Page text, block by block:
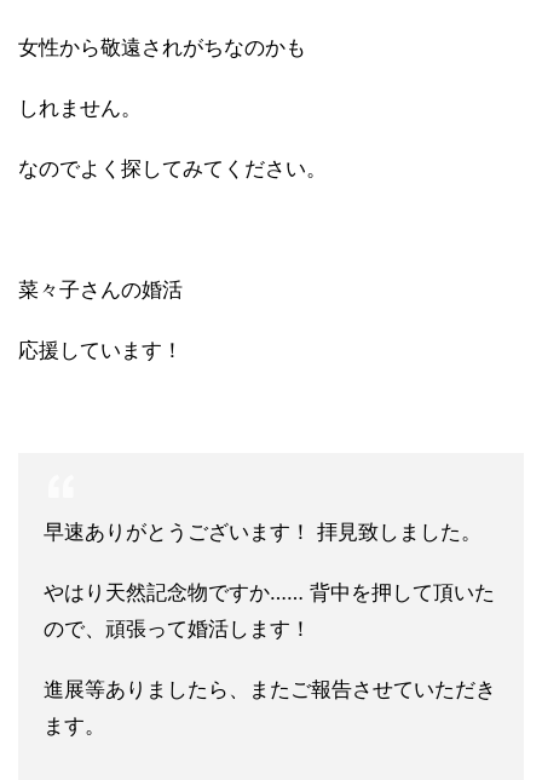
女性から敬遠されがちなのかも
しれません。
なのでよく探してみてください。
菜々子さんの婚活
応援しています！
早速ありがとうございます！ 拝見致しました。
やはり天然記念物ですか…… 背中を押して頂いた
ので、頑張って婚活します！
進展等ありましたら、またご報告させていただき
ます。